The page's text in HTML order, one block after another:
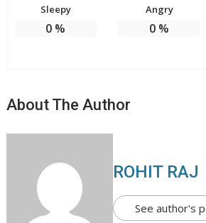
Sleepy
0 %
Angry
0 %
About The Author
ROHIT RAJ
See author's